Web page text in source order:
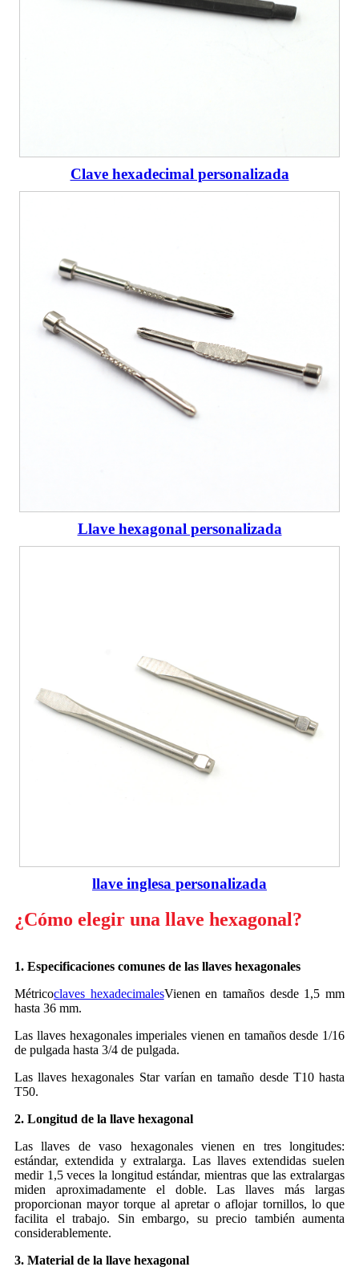
Clave hexadecimal personalizada
Llave hexagonal personalizada
llave inglesa personalizada
¿Cómo elegir una llave hexagonal?
1. Especificaciones comunes de las llaves hexagonales
Métricoclaves hexadecimalesVienen en tamaños desde 1,5 mm
hasta 36 mm.
Las llaves hexagonales imperiales vienen en tamaños desde 1/16
de pulgada hasta 3/4 de pulgada.
Las llaves hexagonales Star varían en tamaño desde T10 hasta
T50.
2. Longitud de la llave hexagonal
Las llaves de vaso hexagonales vienen en tres longitudes:
estándar, extendida y extralarga. Las llaves extendidas suelen
medir 1,5 veces la longitud estándar, mientras que las extralargas
miden aproximadamente el doble. Las llaves más largas
proporcionan mayor torque al apretar o aflojar tornillos, lo que
facilita el trabajo. Sin embargo, su precio también aumenta
considerablemente.
3. Material de la llave hexagonal